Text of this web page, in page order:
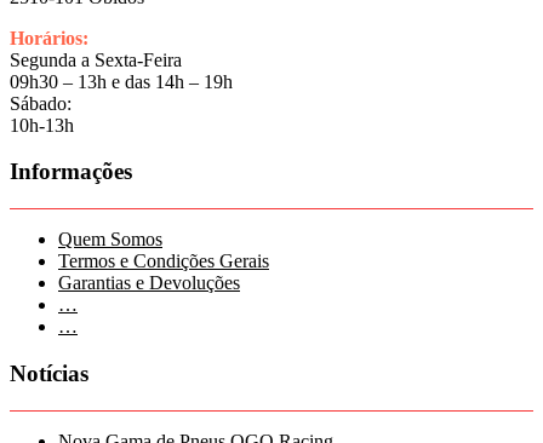
Horários:
Segunda a Sexta-Feira
09h30 – 13h e das 14h – 19h
Sábado:
10h-13h
Informações
Quem Somos
Termos e Condições Gerais
Garantias e Devoluções
…
…
Notícias